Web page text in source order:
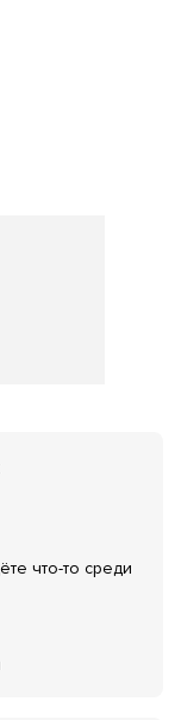
что-то среди